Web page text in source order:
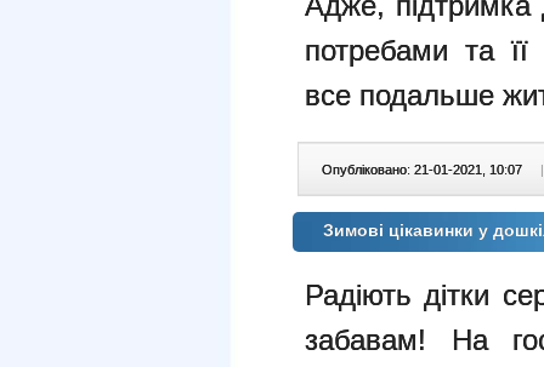
потребами та
все подальше
Опубліковано: 21-01-2021, 10:07 |
Зимові цікавинки у
Радіють дітки
забавам! На